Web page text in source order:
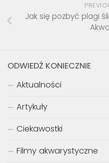
Jak się pozbyć plagi
ODWIEDŹ KONIECZNIE
Aktualności
Artykuły
Ciekawostki
Filmy akwarystyczne